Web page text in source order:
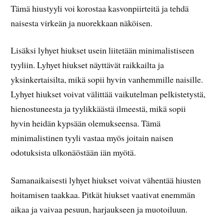
Tämä hiustyyli voi korostaa kasvonpiirteitä ja tehdä
naisesta virkeän ja nuorekkaan näköisen.
Lisäksi lyhyet hiukset usein liitetään minimalistiseen
tyyliin. Lyhyet hiukset näyttävät raikkailta ja
yksinkertaisilta, mikä sopii hyvin vanhemmille naisille.
Lyhyet hiukset voivat välittää vaikutelman pelkistetystä,
hienostuneesta ja tyylikkäästä ilmeestä, mikä sopii
hyvin heidän kypsään olemukseensa. Tämä
minimalistinen tyyli vastaa myös joitain naisen
odotuksista ulkonäöstään iän myötä.
Samanaikaisesti lyhyet hiukset voivat vähentää hiusten
hoitamisen taakkaa. Pitkät hiukset vaativat enemmän
aikaa ja vaivaa pesuun, harjaukseen ja muotoiluun.